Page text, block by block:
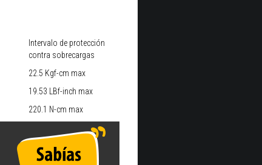
Intervalo de protección
contra sobrecargas
22.5 Kgf-cm max
19.53 LBf-inch max
220.1 N-cm max